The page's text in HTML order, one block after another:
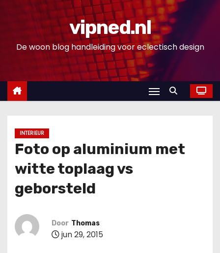
n
vipned.nl
De woon blog handleiding voor eclectisch design
INTERIEUR
Foto op aluminium met
witte toplaag vs
geborsteld
Door Thomas
jun 29, 2015